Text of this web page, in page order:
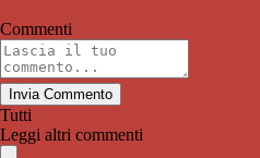
Commenti
Invia Commento
Tutti
Leggi altri commenti